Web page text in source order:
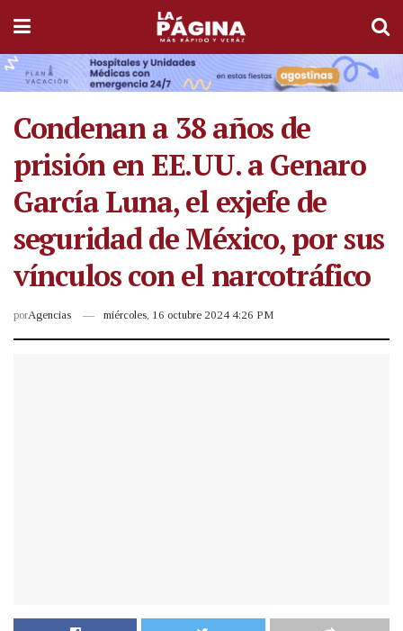
Condenan a 38 años de
prisión en EE.UU. a Genaro
García Luna, el exjefe de
seguridad de México, por sus
vínculos con el narcotráfico
porAgencias miércoles, 16 octubre 2024 4:26 PM